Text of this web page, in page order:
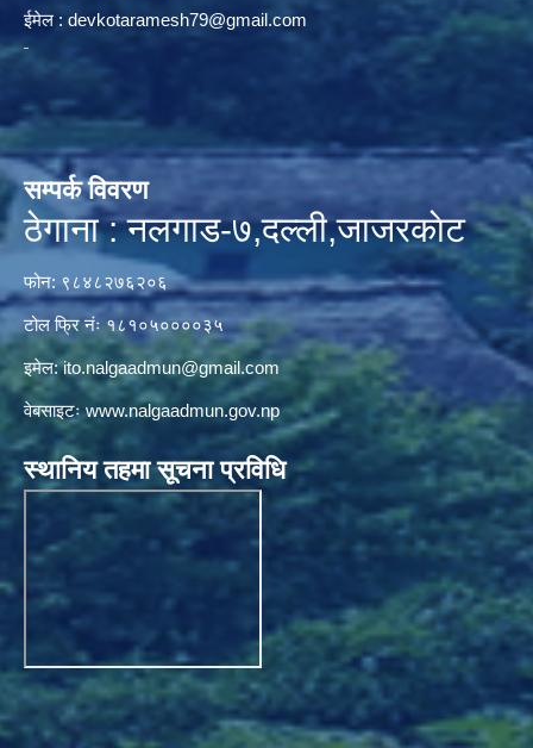
ईमेल : devkotaramesh79@gmail.com
सम्पर्क विवरण
ठेगाना : नलगाड-७,दल्ली,जाजरकाेट
फोन: ९८४८२७६२०६
टोल फ्रि नंः १८१०५००००३५
इमेल:ito.nalgaadmun@gmail.com
वेबसाइटःwww.nalgaadmun.gov.np
स्थानिय तहमा सूचना प्रविधि